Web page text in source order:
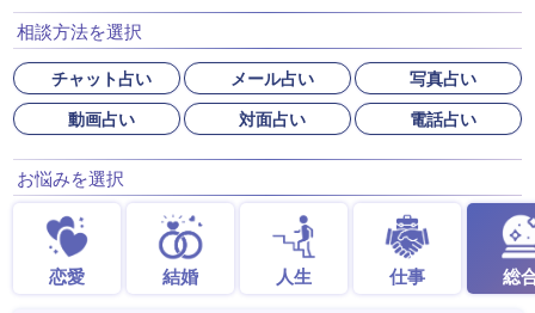
相談方法を選択
チャット占い メール占い
写真占い
動画占い
対面占い 電話占い
お悩みを選択
恋愛 結婚 人生 仕事 総